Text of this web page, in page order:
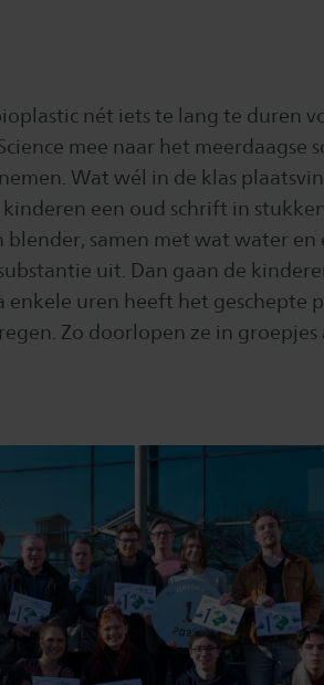
nét iets te lang te duren
mee naar het meerdaagse
Wat wél in de klas
een oud schrift in
samen met wat water en
uit. Dan gaan de
enkele uren heeft het geschepte
Zo doorlopen ze in groepjes